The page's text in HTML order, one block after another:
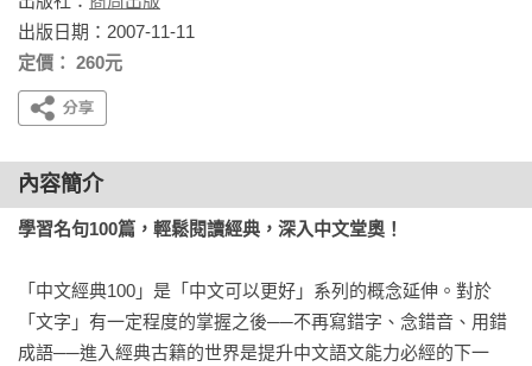
出版日期：2007-11-11
定價： 260元
內容簡介
學習名句100篇，輕鬆閱讀經典，深入中文堂奧！
「中文經典100」是「中文可以更好」系列的概念延伸。對於
「文字」有一定程度的掌握之後──不再寫錯字、念錯音、用錯
成語──進入經典古籍的世界是提升中文語文能力必經的下一